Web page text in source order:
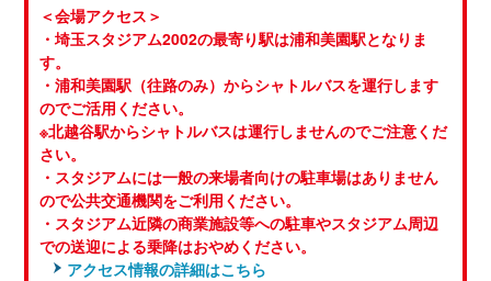
＜会場アクセス＞
・埼玉スタジアム2002の最寄り駅は浦和美園駅となりま
す。
・浦和美園駅（往路のみ）からシャトルバスを運行します
のでご活用ください。
※北越谷駅からシャトルバスは運行しませんのでご注意くだ
さい。
・スタジアムには一般の来場者向けの駐車場はありません
ので公共交通機関をご利用ください。
・スタジアム近隣の商業施設等への駐車やスタジアム周辺
での送迎による乗降はおやめください。
アクセス情報の詳細はこちら